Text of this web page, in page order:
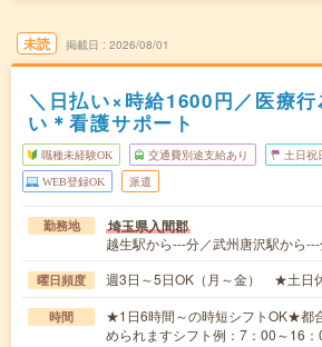
未読 掲載日 2026/08/01
＼日払い×時給1600円／医療
い＊看護サポート
職種未経験OK 交通費別途支給あり 土日祝
WEB登録OK 派遣
勤務地 埼玉県入間郡
越生駅から---分／武州唐沢駅から
曜日頻度 週3日～5日OK（月～金） ★土日
時間
★1日6時間～の時短シフトOK★都
められますシフト例：7：00～16